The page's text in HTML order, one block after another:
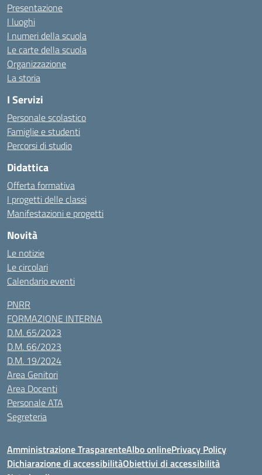
Presentazione
I luoghi
I numeri della scuola
Le carte della scuola
Organizzazione
La storia
I Servizi
Personale scolastico
Famiglie e studenti
Percorsi di studio
Didattica
Offerta formativa
I progetti delle classi
Manifestazioni e progetti
Novità
Le notizie
Le circolari
Calendario eventi
PNRR
FORMAZIONE INTERNA
D.M. 65/2023
D.M. 66/2023
D.M. 19/2024
Area Genitori
Area Docenti
Personale ATA
Segreteria
Amministrazione TrasparenteAlbo onlinePrivacy Policy
Dichiarazione di accessibilitàObiettivi di accessibilità